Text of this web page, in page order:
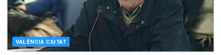
VALÈNCIA CIUTAT